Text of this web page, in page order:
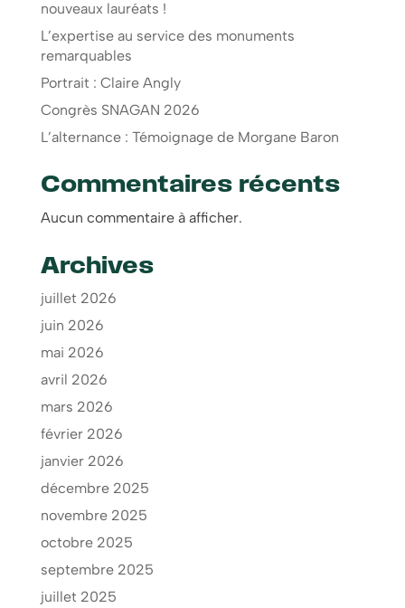
nouveaux lauréats !
L’expertise au service des monuments
remarquables
Portrait : Claire Angly
Congrès SNAGAN 2026
L’alternance : Témoignage de Morgane Baron
Commentaires récents
Aucun commentaire à afficher.
Archives
juillet 2026
juin 2026
mai 2026
avril 2026
mars 2026
février 2026
janvier 2026
décembre 2025
novembre 2025
octobre 2025
septembre 2025
juillet 2025